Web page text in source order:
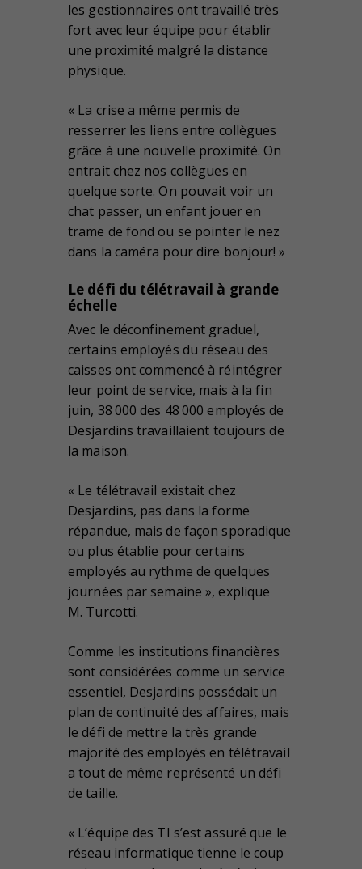
les gestionnaires ont travaillé très
fort avec leur équipe pour établir
une proximité malgré la distance
physique.
« La crise a même permis de
resserrer les liens entre collègues
grâce à une nouvelle proximité. On
entrait chez nos collègues en
quelque sorte. On pouvait voir un
chat passer, un enfant jouer en
trame de fond ou se pointer le nez
dans la caméra pour dire bonjour! »
Le défi du télétravail à grande
échelle
Avec le déconfinement graduel,
certains employés du réseau des
caisses ont commencé à réintégrer
leur point de service, mais à la fin
juin, 38 000 des 48 000 employés de
Desjardins travaillaient toujours de
la maison.
« Le télétravail existait chez
Desjardins, pas dans la forme
répandue, mais de façon sporadique
ou plus établie pour certains
employés au rythme de quelques
journées par semaine », explique
M. Turcotti.
Comme les institutions financières
sont considérées comme un service
essentiel, Desjardins possédait un
plan de continuité des affaires, mais
le défi de mettre la très grande
majorité des employés en télétravail
a tout de même représenté un défi
de taille.
« L’équipe des TI s’est assuré que le
réseau informatique tienne le coup